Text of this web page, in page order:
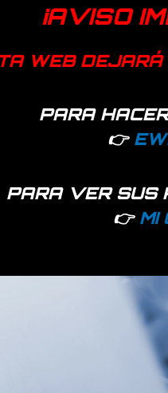
¡AVISO
WEB DEJARÁ
PARA
👉
PARA VER SUS
👉 MI